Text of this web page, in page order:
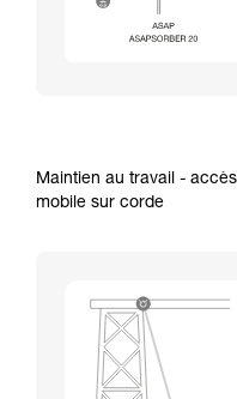
Maintien au travail -
mobile sur corde